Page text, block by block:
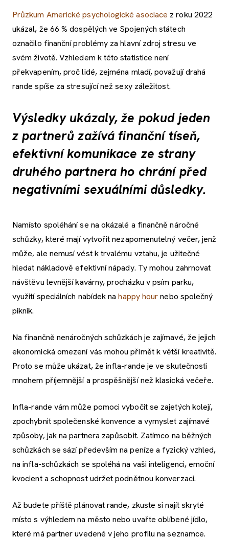
Průzkum Americké psychologické asociace z roku 2022
ukázal, že 66 % dospělých ve Spojených státech
označilo finanční problémy za hlavní zdroj stresu ve
svém životě. Vzhledem k této statistice není
překvapením, proč lidé, zejména mladí, považují drahá
rande spíše za stresující než sexy záležitost.
Výsledky ukázaly, že pokud jeden
z partnerů zažívá finanční tíseň,
efektivní komunikace ze strany
druhého partnera ho chrání před
negativními sexuálními důsledky.
Namísto spoléhání se na okázalé a finančně náročné
schůzky, které mají vytvořit nezapomenutelný večer, jenž
může, ale nemusí vést k trvalému vztahu, je užitečné
hledat nákladově efektivní nápady. Ty mohou zahrnovat
návštěvu levnější kavárny, procházku v psím parku,
využití speciálních nabídek nahappy hournebo společný
piknik.
Na finančně nenáročných schůzkách je zajímavé, že jejich
ekonomická omezení vás mohou přimět k větší kreativitě.
Proto se může ukázat, že infla-rande je ve skutečnosti
mnohem příjemnější a prospěšnější než klasická večeře.
Infla-rande vám může pomoci vybočit se zajetých kolejí,
zpochybnit společenské konvence a vymyslet zajímavé
způsoby, jak na partnera zapůsobit. Zatímco na běžných
schůzkách se sází především na peníze a fyzický vzhled,
na infla-schůzkách se spoléhá na vaši inteligenci, emoční
kvocient a schopnost udržet podnětnou konverzaci.
Až budete příště plánovat rande, zkuste si najít skryté
místo s výhledem na město nebo uvařte oblíbené jídlo,
které má partner uvedené v jeho profilu na seznamce.